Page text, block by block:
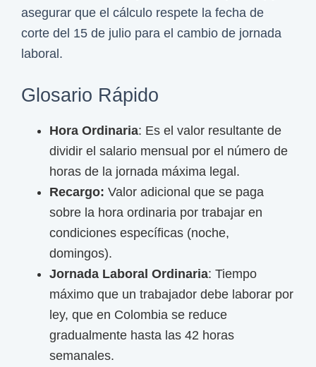
asegurar que el cálculo respete la fecha de
corte del 15 de julio para el cambio de jornada
laboral.
Glosario Rápido
Hora Ordinaria: Es el valor resultante de
dividir el salario mensual por el número de
horas de la jornada máxima legal.
Recargo: Valor adicional que se paga
sobre la hora ordinaria por trabajar en
condiciones específicas (noche,
domingos).
Jornada Laboral Ordinaria: Tiempo
máximo que un trabajador debe laborar por
ley, que en Colombia se reduce
gradualmente hasta las 42 horas
semanales.